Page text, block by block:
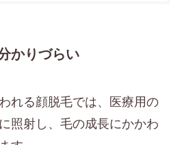
かりづらい
れる顔脱毛では、医療用の
照射し、毛の成長にかかわ